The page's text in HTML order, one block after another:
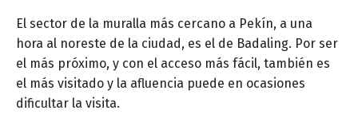
El sector de la muralla más cercano a Pekín, a una
hora al noreste de la ciudad, es el de Badaling. Por ser
el más próximo, y con el acceso más fácil, también es
el más visitado y la afluencia puede en ocasiones
dificultar la visita.